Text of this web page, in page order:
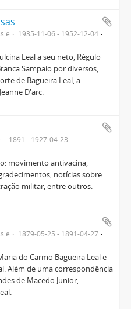
1935-11-06 - 1952-12-04
Leal a seu neto, Régulo
Sampaio por diversos,
de Bagueira Leal, a
D'arc.
1891 - 1927-04-23
movimento antivacina,
notícias sobre
militar, entre outros.
1879-05-25 - 1891-04-27
do Carmo Bagueira Leal e
Além de uma correspondência
de Macedo Junior,